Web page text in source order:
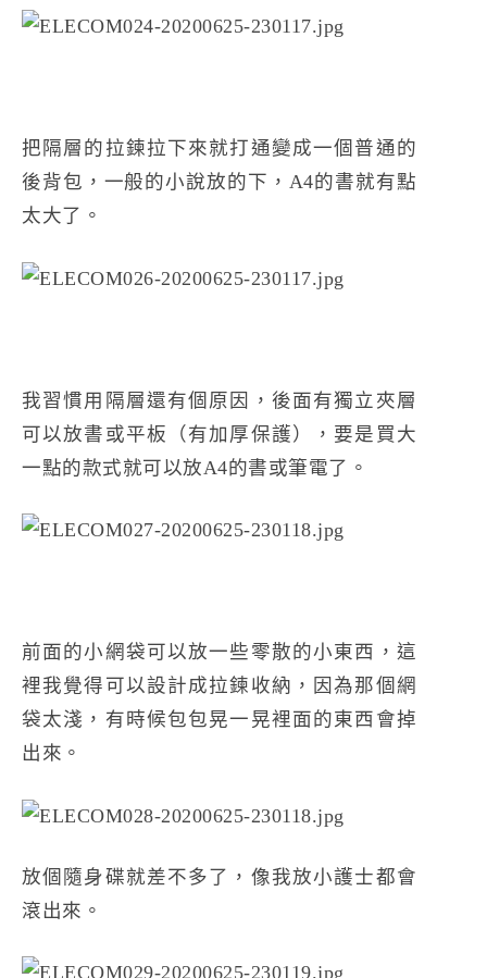
把隔層的拉鍊拉下來就打通變成一個普通的
後背包，一般的小說放的下，A4的書就有點
太大了。
我習慣用隔層還有個原因，後面有獨立夾層
可以放書或平板（有加厚保護），要是買大
一點的款式就可以放A4的書或筆電了。
前面的小網袋可以放一些零散的小東西，這
裡我覺得可以設計成拉鍊收納，因為那個網
袋太淺，有時候包包晃一晃裡面的東西會掉
出來。
放個隨身碟就差不多了，像我放小護士都會
滾出來。